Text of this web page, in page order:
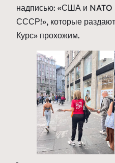
надписью: «США и NATO
СССР!», которые
Курс» прохожим.